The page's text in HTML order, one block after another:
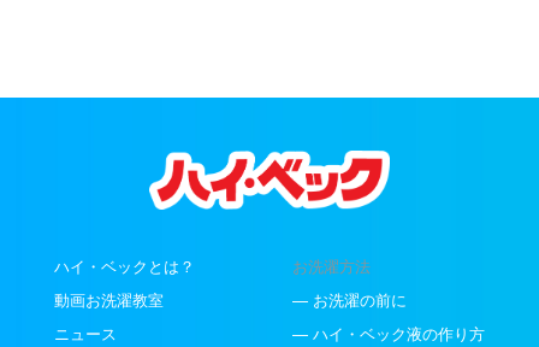
ハイ・ベックとは？
動画お洗濯教室
ニュース
お洗濯方法
— お洗濯の前に
— ハイ・ベック液の作り方